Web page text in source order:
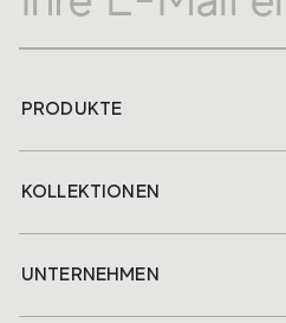
PRODUKTE
KOLLEKTIONEN
UNTERNEHMEN